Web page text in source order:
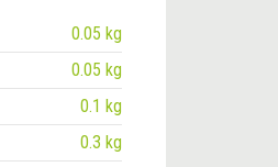
0.05 kg
0.05 kg
0.1 kg
0.3 kg